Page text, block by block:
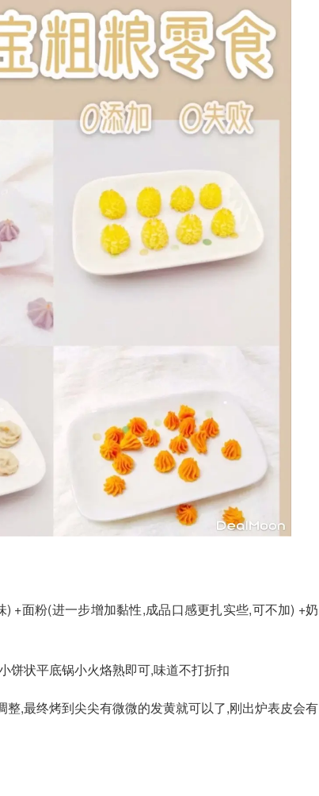
+面粉(进一步增加黏性,成品口感更扎实些,可不加) +奶
饼状平底锅小火烙熟即可,味道不打折扣
,最终烤到尖尖有微微的发黄就可以了,刚出炉表皮会有